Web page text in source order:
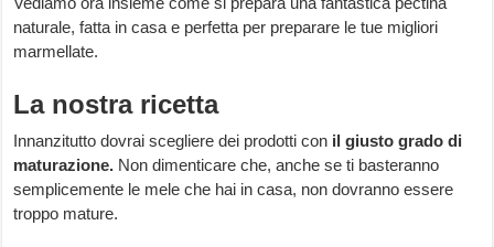
naturale, fatta in casa e perfetta per preparare le tue migliori
marmellate.
La nostra ricetta
Innanzitutto dovrai scegliere dei prodotti con il giusto grado di
maturazione. Non dimenticare che, anche se ti basteranno
semplicemente le mele che hai in casa, non dovranno essere
troppo mature.